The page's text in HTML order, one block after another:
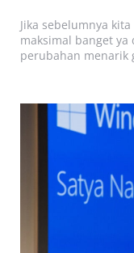
Jika sebelumnya
maksimal banget
perubahan menarik